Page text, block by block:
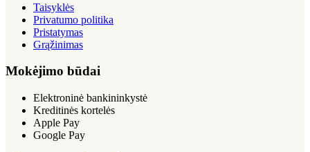
Taisyklės
Privatumo politika
Pristatymas
Grąžinimas
Mokėjimo būdai
Elektroninė bankininkystė
Kreditinės kortelės
Apple Pay
Google Pay